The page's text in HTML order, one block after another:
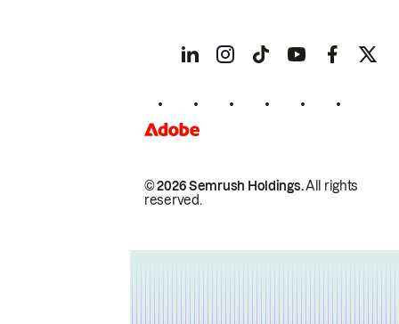
© 2026 Semrush Holdings.All rights
reserved.